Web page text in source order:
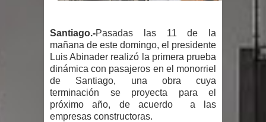
Ayuntamiento de Santiago
PRM votará “por aclamación” a sus
nuevas autoridades
El expresidente peruano Ollanta
Santiago.-Pasadas las 11 de la
mañana de este domingo, el presidente
Luis Abinader realizó la primera prueba
dinámica con pasajeros en el monorriel
de Santiago, una obra cuya
terminación se proyecta para el
próximo año, de acuerdo
a las
empresas constructoras.